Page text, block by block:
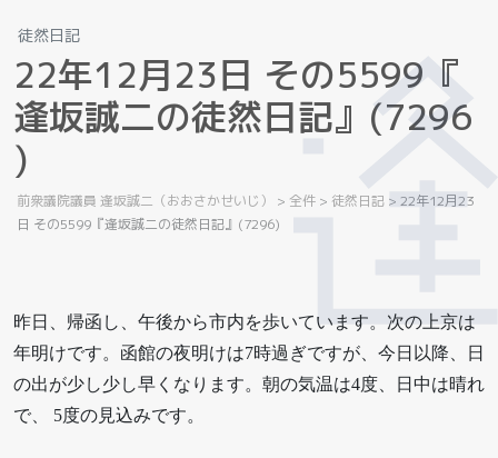
徒然日記
22年1 2月23日 その5599 『
逢坂誠二の徒然日記』 (7296
)
前衆議院議員 逢坂誠二（おおさかせいじ） > 全件 > 徒然日記 >22年12月23
日 その5599『逢坂誠二の徒然日記』(7296)
昨日、帰函し、午後から市内を歩いています。次の上京は
年明けです。函館の夜明けは7時過ぎですが、今日以降、日
の出が少し少し早くなります。朝の気温は4度、日中は晴れ
で、 5度の見込みです。